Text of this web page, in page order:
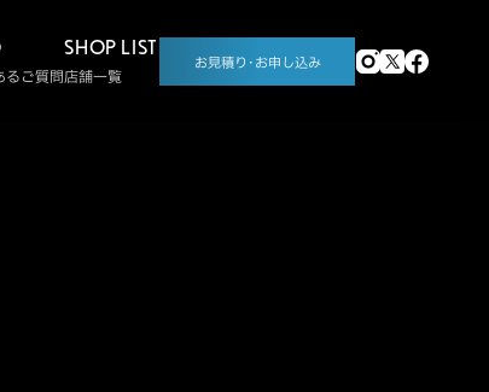
るご質問
SHOP LIST
店舗一覧
お見積り･お申し込み